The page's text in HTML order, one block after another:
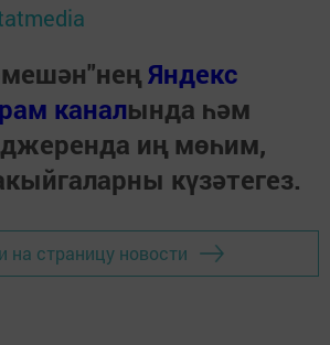
Яндекс
каналында һәм
иң мөһим,
күзәтегез.
на страницу новости